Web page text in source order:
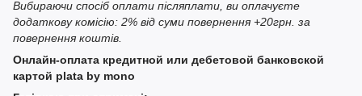
Вибираючи спосіб оплати післяплати, ви оплачуєте
додаткову комісію: 2% від суми повернення +20грн. за
повернення коштів.
Онлайн-оплата кредитной или дебетовой банковской
картой plata by mono